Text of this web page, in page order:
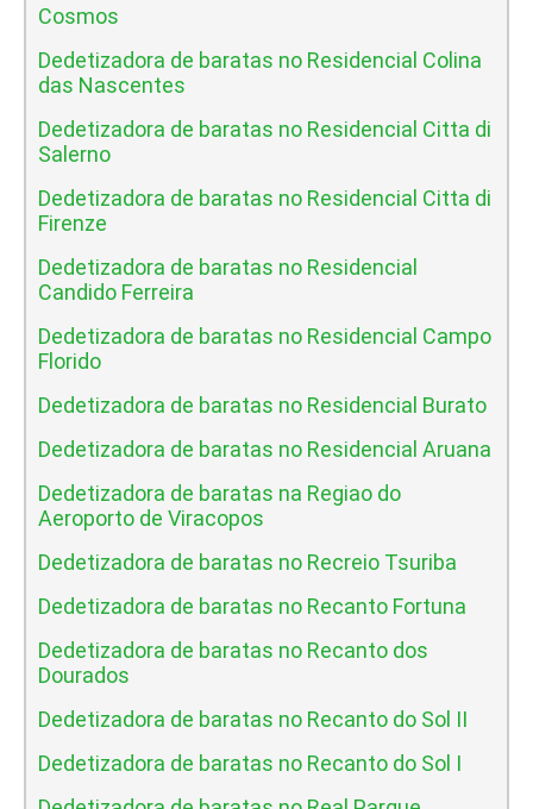
Cosmos
Dedetizadora de baratas no Residencial Colina
das Nascentes
Dedetizadora de baratas no Residencial Citta di
Salerno
Dedetizadora de baratas no Residencial Citta di
Firenze
Dedetizadora de baratas no Residencial
Candido Ferreira
Dedetizadora de baratas no Residencial Campo
Florido
Dedetizadora de baratas no Residencial Burato
Dedetizadora de baratas no Residencial Aruana
Dedetizadora de baratas na Regiao do
Aeroporto de Viracopos
Dedetizadora de baratas no Recreio Tsuriba
Dedetizadora de baratas no Recanto Fortuna
Dedetizadora de baratas no Recanto dos
Dourados
Dedetizadora de baratas no Recanto do Sol II
Dedetizadora de baratas no Recanto do Sol I